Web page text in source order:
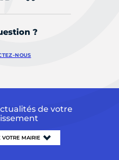
?
NOUS
de votre